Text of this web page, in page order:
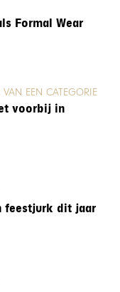
Formal Wear
VAN EEN CATEGORIE
voorbij in
feestjurk dit jaar